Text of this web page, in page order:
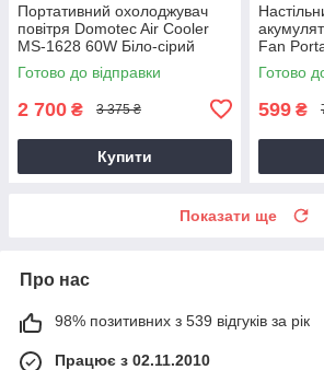
Портативний охолоджувач
повітря Domotec Air Cooler
MS-1628 60W Біло-сірий
підлоговий міні кондиціонер
Готово до відправки
2 700 ₴ 3 375 ₴
Купити
Fan
дому
Готово
599 ₴
Показати ще
Про нас
98% позитивних з 539 відгуків за рік
Працює з 02.11.2010